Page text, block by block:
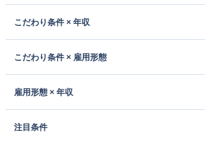
こだわり条件 × 年収
こだわり条件 × 雇用形態
雇用形態 × 年収
注目条件